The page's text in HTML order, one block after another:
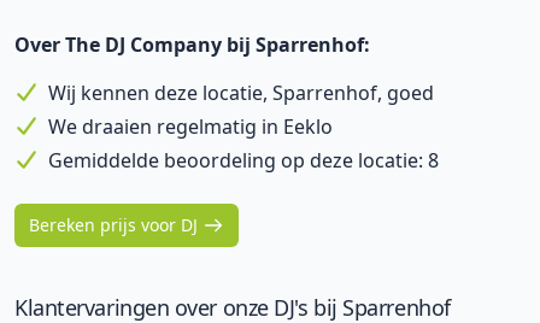
Over The DJ Company bij Sparrenhof:
Wij kennen deze locatie, Sparrenhof, goed
We draaien regelmatig in Eeklo
Gemiddelde beoordeling op deze locatie: 8
Bereken prijs voor DJ
Klantervaringen over onze DJ's bij Sparrenhof